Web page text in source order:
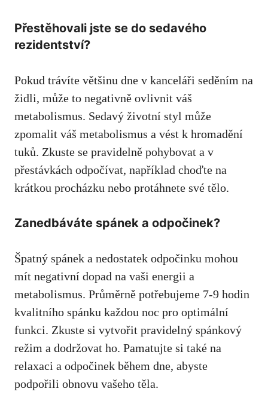
Přestěhovali jste se do sedavého
rezidentství?
Pokud trávíte většinu dne v kanceláři ⁤seděním na
židli, může to ⁣negativně ovlivnit váš
metabolismus. Sedavý životní styl může‍
zpomalit‌ váš metabolismus a vést ⁣k hromadění
tuků. ‍Zkuste​ se pravidelně pohybovat a v
přestávkách odpočívat, například choďte na
krátkou procházku nebo protáhnete své tělo.
Zanedbáváte‌ spánek a odpočinek?
Špatný spánek a nedostatek odpočinku‍ mohou
mít negativní dopad‌ na vaši ‍energii a
metabolismus. ‌Průměrně potřebujeme ⁢7-9⁣ hodin
‍kvalitního spánku každou noc pro optimální
⁤funkci. Zkuste⁣ si ⁢vytvořit pravidelný​ spánkový
režim a dodržovat ho. Pamatujte si také na
relaxaci a odpočinek během dne, abyste
podpořili obnovu vašeho těla.